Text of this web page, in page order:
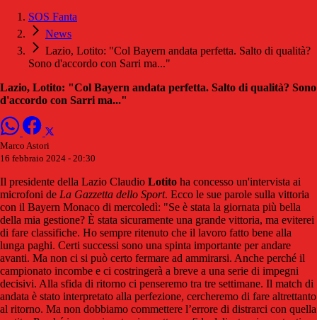
SOS Fanta
News
Lazio, Lotito: "Col Bayern andata perfetta. Salto di qualità?
Sono d'accordo con Sarri ma..."
Lazio, Lotito: "Col Bayern andata perfetta. Salto di qualità? Sono
d'accordo con Sarri ma..."
Marco Astori
16 febbraio 2024 - 20:30
Il presidente della Lazio Claudio Lotito ha concesso un'intervista ai
microfoni de La Gazzetta dello Sport. Ecco le sue parole sulla vittoria
con il Bayern Monaco di mercoledì: "Se è stata la giornata più bella
della mia gestione? È stata sicuramente una grande vittoria, ma eviterei
di fare classifiche. Ho sempre ritenuto che il lavoro fatto bene alla
lunga paghi. Certi successi sono una spinta importante per andare
avanti. Ma non ci si può certo fermare ad ammirarsi. Anche perché il
campionato incombe e ci costringerà a breve a una serie di impegni
decisivi. Alla sfida di ritorno ci penseremo tra tre settimane. Il match di
andata è stato interpretato alla perfezione, cercheremo di fare altrettanto
al ritorno. Ma non dobbiamo commettere l’errore di distrarci con quella